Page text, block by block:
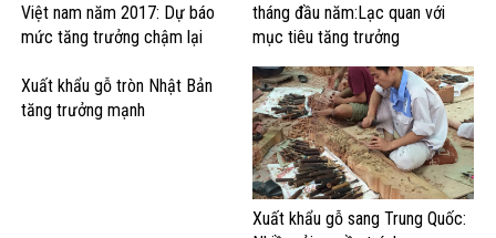
Việt nam năm 2017: Dự báo
mức tăng trưởng chậm lại
tháng đầu năm:Lạc quan với
mục tiêu tăng trưởng
Xuất khẩu gỗ tròn Nhật Bản
tăng trưởng mạnh
Xuất khẩu gỗ sang Trung Quốc: